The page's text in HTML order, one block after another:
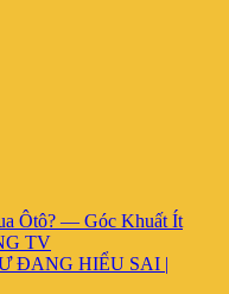
Ôtô? — Góc Khuất Ít
TV
ĐANG HIỂU SAI |